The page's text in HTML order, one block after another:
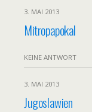
3. MAI 2013
Mitropapokal
KEINE ANTWORT
3. MAI 2013
Jugoslawien